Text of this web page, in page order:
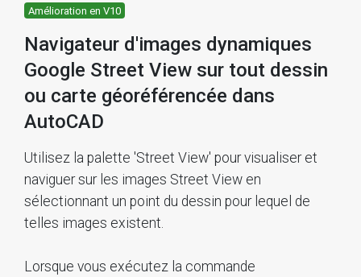
Amélioration en V10
Navigateur d'images dynamiques
Google Street View sur tout dessin
ou carte géoréférencée dans
AutoCAD
Utilisez la palette 'Street View' pour visualiser et
naviguer sur les images Street View en
sélectionnant un point du dessin pour lequel de
telles images existent.
Lorsque vous exécutez la commande